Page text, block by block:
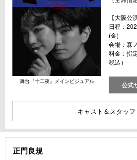
舞台『十二夜』メインビジュアル
【大阪公
日程：
(金)
会場：森
料金：指
税込）
公式
キャスト＆スタッフ
正門良規